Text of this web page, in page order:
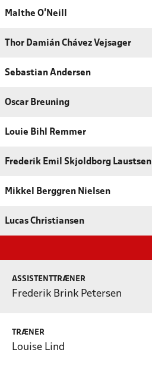
Malthe O'Neill
Thor Damián Chávez Vejsager
Sebastian Andersen
Oscar Breuning
Louie Bihl Remmer
Frederik Emil Skjoldborg Laustsen
Mikkel Berggren Nielsen
Lucas Christiansen
ASSISTENTTRÆNER
Frederik Brink Petersen
TRÆNER
Louise Lind